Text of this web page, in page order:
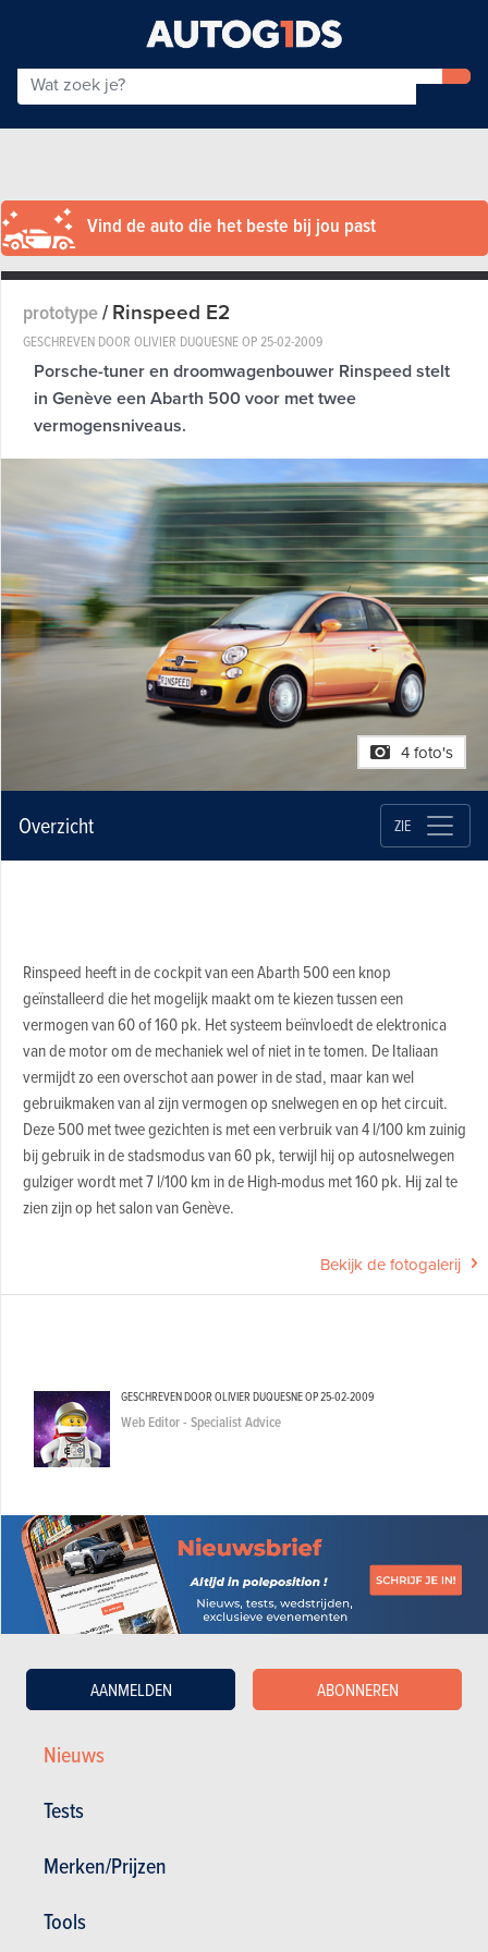
Nieuws
Tests
Merken/Prijzen
Tools
AANMELDEN ABONNEREN
Vind de auto die het beste bij jou past
prototype/Rinspeed E2
GESCHREVEN DOOR OLIVIER DUQUESNE OP 25-02-2009
Porsche-tuner en droomwagenbouwer Rinspeed stelt
in Genève een Abarth 500 voor met twee
vermogensniveaus.
4 foto's
Overzicht ZIE
Rinspeed heeft in de cockpit van een Abarth 500 een knop
geïnstalleerd die het mogelijk maakt om te kiezen tussen een
vermogen van 60 of 160 pk. Het systeem beïnvloedt de elektronica
van de motor om de mechaniek wel of niet in te tomen. De Italiaan
vermijdt zo een overschot aan power in de stad, maar kan wel
gebruikmaken van al zijn vermogen op snelwegen en op het circuit.
Deze 500 met twee gezichten is met een verbruik van 4 l/100 km zuinig
bij gebruik in de stadsmodus van 60 pk, terwijl hij op autosnelwegen
gulziger wordt met 7 l/100 km in de High-modus met 160 pk. Hij zal te
zien zijn op het salon van Genève.
Bekijk de fotogalerij
GESCHREVEN DOOR OLIVIER DUQUESNE OP25-02-2009
Web Editor - Specialist Advice
Tweedehands & Stock
Autotests